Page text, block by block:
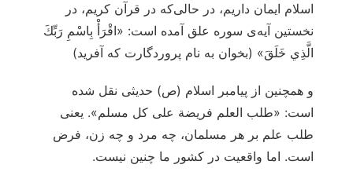
اسلام ایمان داریم، در حالی‌که در قرآن کریم، در
نخستین آیه‌ی سوره علق آمده است: «اقْرَأْ بِاسْمِ رَبِّكَ
الَّذِي خَلَقَ» (بخوان به نام پروردگارت که آفرید)
و همچنین از پیامبر اسلام (ص) حدیثی نقل شده
است: «طلب العلم فریضة على كل مسلم». یعنی
طلب علم بر هر مسلمان، چه مرد و چه زن، فرض
است. اما واقعیت در کشور ما چنین نیست.